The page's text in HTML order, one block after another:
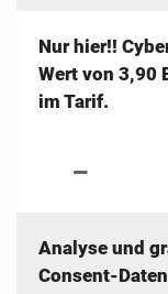
Nur hier!!
Wert von 3,90
im Tarif.
Analyse und
Consent-Daten